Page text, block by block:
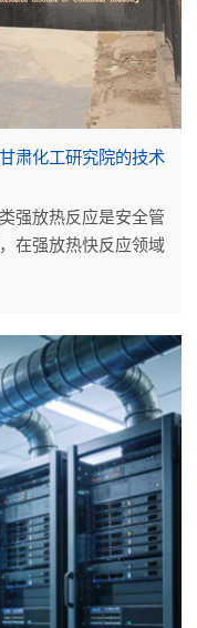
肃化工研究院的技术
强放热反应是安全管
在强放热快反应领域